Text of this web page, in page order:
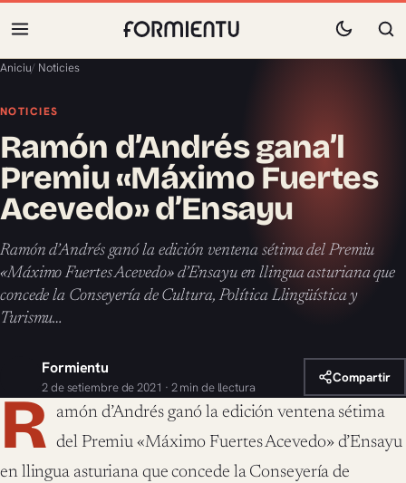
Aniciu/ Noticies
NOTICIES
Ramón d’Andrés gana’l
Premiu «Máximo Fuertes
Acevedo» d’Ensayu
Ramón d’Andrés ganó la edición ventena sétima del Premiu
«Máximo Fuertes Acevedo» d’Ensayu en llingua asturiana que
concede la Conseyería de Cultura, Política Llingüística y
Turismu…
Formientu
2 de setiembre de 2021 · 2 min de llectura
Compartir
R amón d’Andrés ganó la edición ventena sétima
del Premiu «Máximo Fuertes Acevedo» d’Ensayu
en llingua asturiana que concede la Conseyería de